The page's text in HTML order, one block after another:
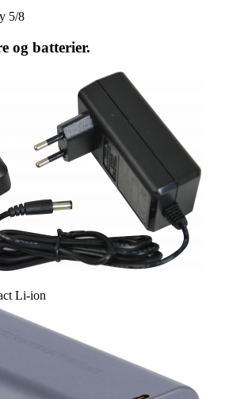
5/8
og batterier.
Li-ion